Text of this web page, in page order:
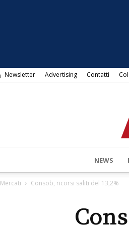
Newsletter Advertising Contatti
NEWS
Mercati Consob, ricorsi saliti del 13,2%